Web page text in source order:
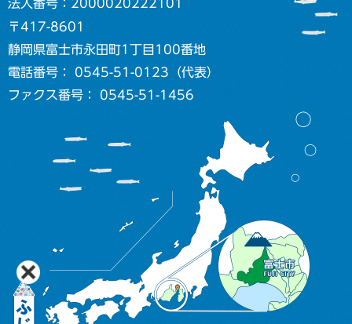
法人番号：2000020222101
〒417-8601
静岡県富士市永田町1丁目100番地
電話番号： 0545-51-0123（代表）
ファクス番号： 0545-51-1456